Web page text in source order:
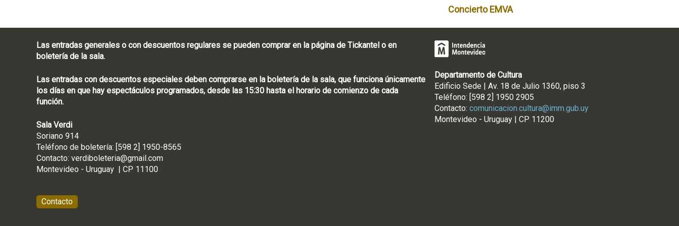
Concierto EMVA
Las entradas generales o con descuentos regulares se pueden comprar en la página de Tickantel o en
boletería de la sala.
Las entradas con descuentos especiales deben comprarse en la boletería de la sala, que funciona únicamente
los días en que hay espectáculos programados, desde las 15:30 hasta el horario de comienzo de cada
función.
Sala Verdi
Soriano 914
Teléfono de boletería: [598 2] 1950-8565
Contacto: verdiboleteria@gmail.com
Montevideo - Uruguay | CP 11100
Contacto
Departamento de Cultura
Edificio Sede | Av. 18 de Julio 1360, piso 3
Teléfono: [598 2] 1950 2905
Contacto: comunicacion.cultura@imm.gub.uy
Montevideo - Uruguay | CP 11200